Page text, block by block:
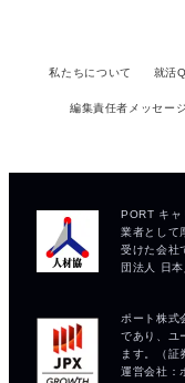
私たちについて 就活
編集責任者メッセージ